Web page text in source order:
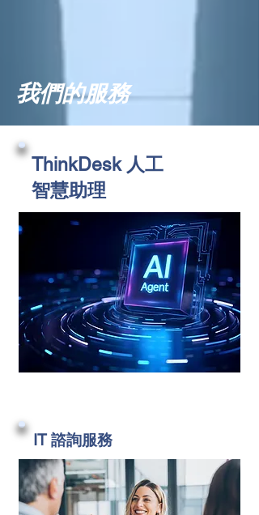
我們的服務
ThinkDesk 人工
智慧助理
IT 諮詢服務